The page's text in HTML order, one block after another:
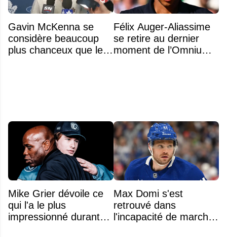
Gavin McKenna se
considère beaucoup
plus chanceux que les
Félix Auger-Aliassime
se retire au dernier
moment de l’Omnium
Mike Grier dévoile ce
qui l'a le plus
impressionné durant
Max Domi s'est
retrouvé dans
l'incapacité de marcher